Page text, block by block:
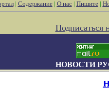
| Содержание| О нас| Пишите|
Подписаться
НОВОСТИ